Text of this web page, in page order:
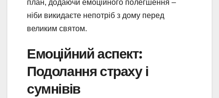
план, додаючи емоційного полегшення –
ніби викидаєте непотріб з дому перед
великим святом.
Емоційний аспект:
Подолання страху і
сумнівів